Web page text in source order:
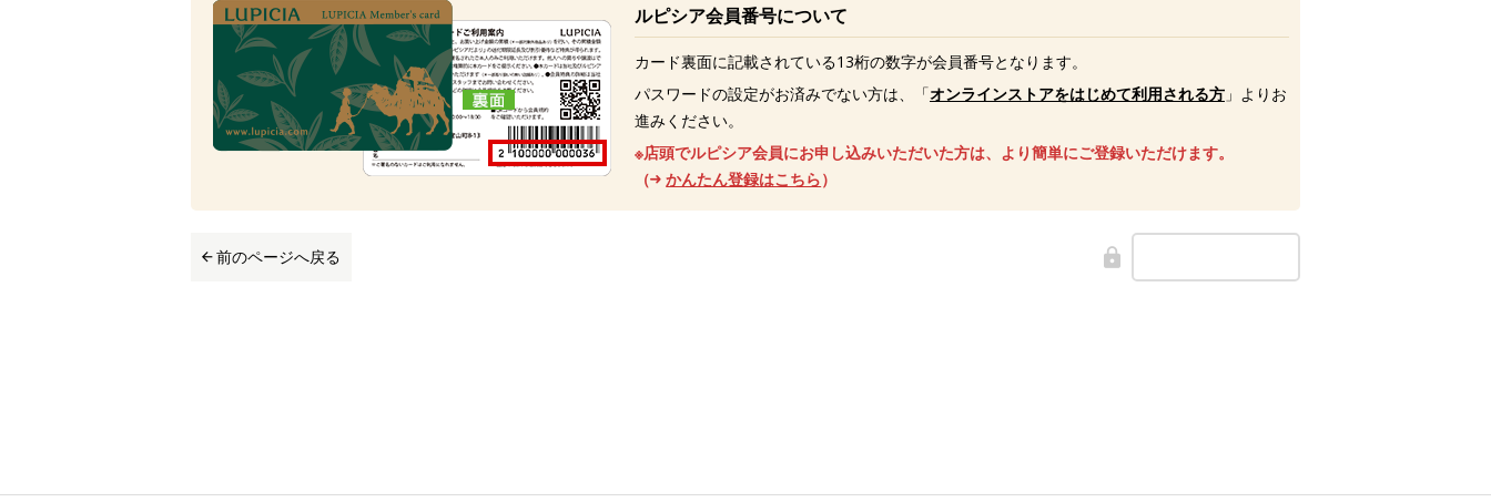
ルピシア会員番号について
カード裏面に記載されている13桁の数字が会員番号となります。
パスワードの設定がお済みでない方は、「オンラインストアをはじめて利用される方 」よりお
進みください。
※店頭でルピシア会員にお申し込みいただいた方は、より簡単にご登録いただけます。
（
かんたん登録はこちら）
前のページへ戻る